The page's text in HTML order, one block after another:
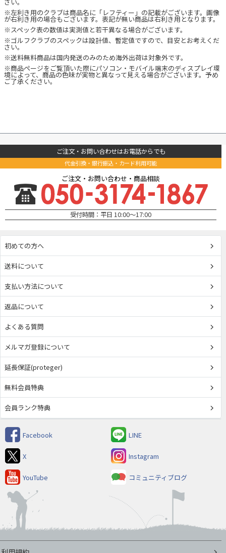
※左利き用のクラブは商品名に「レフティー」の記載がございます。画像
が右利き用の場合もございます。表記が無い商品は右利き用となります。
※スペック表の数値は実測値と若干異なる場合がございます。
※ゴルフクラブのスペックは設計値、暫定値ですので、目安とお考えくだ
さい。
※送料無料商品は国内発送のみのため海外出荷は対象外です。
※商品ページをご覧頂いた際にパソコン・モバイル端末のディスプレイ環
境によって、商品の色味が実物と異なって見える場合がございます。予め
ご了承ください。
ご注文・お問い合わせはお電話からでも
代金引換・銀行振込・カード利用可能
ご注文・お問い合わせ・商品相談
受付時間：平日 10:00～17:00
初めての方へ
送料について
支払い方法について
返品について
よくある質問
メルマガ登録について
延長保証(proteger)
無料会員特典
会員ランク特典
Facebook LINE
X Instagram
YouTube コミュニティブログ